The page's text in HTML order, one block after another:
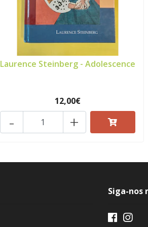
Laurence Steinberg - Adolescence
12,00€
+
-
Siga-nos